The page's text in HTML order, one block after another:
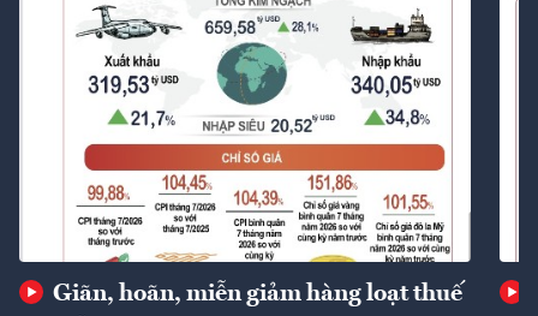
Giãn, hoãn, miễn giảm hàng loạt thuế